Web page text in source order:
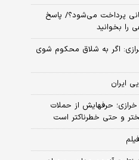
پرداخت می‌شود؟/ پاسخ
را بخوانید
اگر به شلاق محکوم شوی
ایران
حرفهایش از حملات
و حتی خطرناکتر است